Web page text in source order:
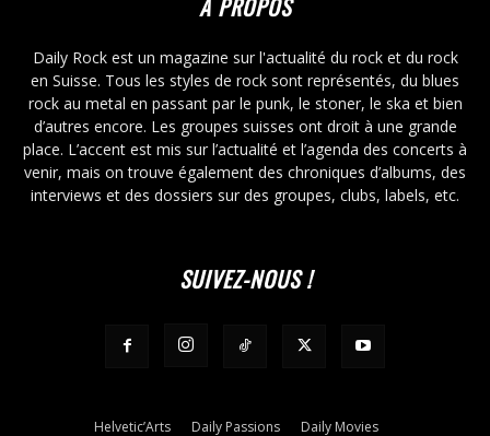
Daily Rock est un magazine sur l'actualité du rock et du rock
en Suisse. Tous les styles de rock sont représentés, du blues
rock au metal en passant par le punk, le stoner, le ska et bien
d’autres encore. Les groupes suisses ont droit à une grande
place. L’accent est mis sur l’actualité et l’agenda des concerts à
venir, mais on trouve également des chroniques d’albums, des
interviews et des dossiers sur des groupes, clubs, labels, etc.
SUIVEZ-NOUS !
Helvetic’Arts Daily Passions Daily Movies